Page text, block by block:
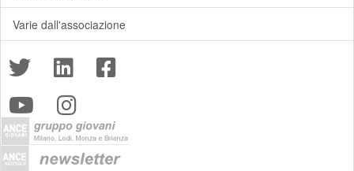
Varie dall'associazione